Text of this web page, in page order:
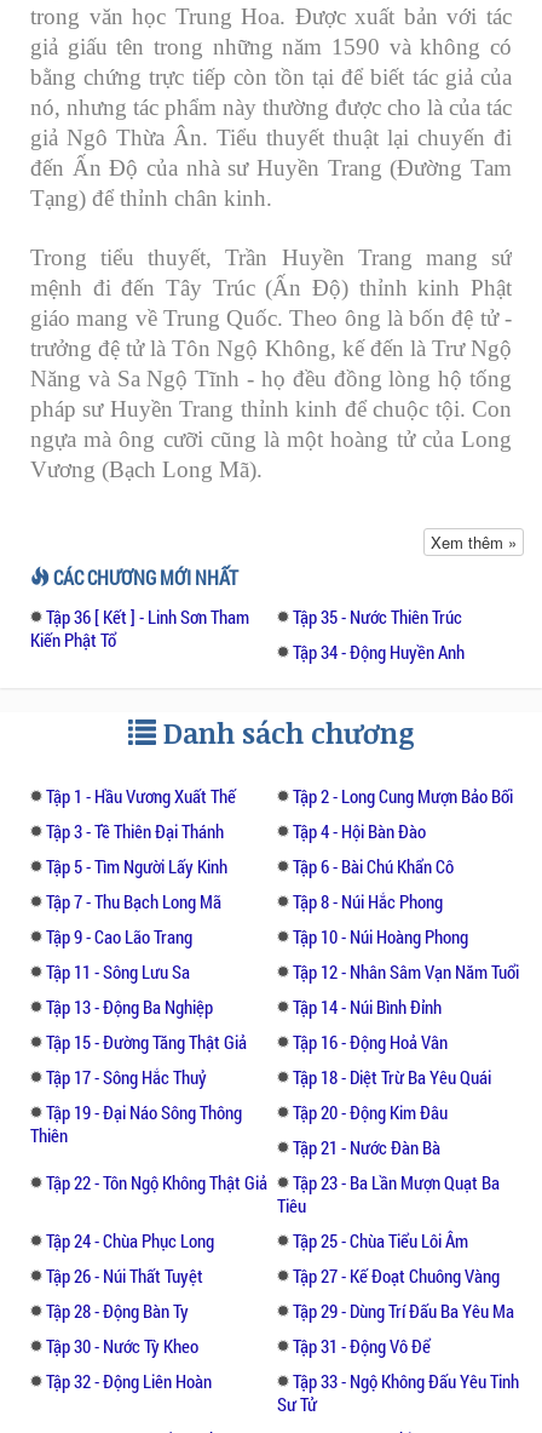
trong văn học Trung Hoa. Được xuất bản với tác
giả giấu tên trong những năm 1590 và không có
bằng chứng trực tiếp còn tồn tại để biết tác giả của
nó, nhưng tác phẩm này thường được cho là của tác
giả Ngô Thừa Ân. Tiểu thuyết thuật lại chuyến đi
đến Ấn Độ của nhà sư Huyền Trang (Đường Tam
Tạng) để thỉnh chân kinh.
Trong tiểu thuyết, Trần Huyền Trang mang sứ
mệnh đi đến Tây Trúc (Ấn Độ) thỉnh kinh Phật
giáo mang về Trung Quốc. Theo ông là bốn đệ tử -
trưởng đệ tử là Tôn Ngộ Không, kế đến là Trư Ngộ
Năng và Sa Ngộ Tĩnh - họ đều đồng lòng hộ tống
pháp sư Huyền Trang thỉnh kinh để chuộc tội. Con
ngựa mà ông cưỡi cũng là một hoàng tử của Long
Vương (Bạch Long Mã).
Những chương đầu thuật lại những kì công của
Tôn Ngộ Không, từ khi ra đời từ một hòn đá ở
biển Hoa Đông, xưng vương ở Hoa Quả Sơn, tìm
sư học đạo, đại náo thiên cung, sau đó bị Phật Tổ
Như Lai bắt nhốt trong núi Ngũ Hành 500 năm.
Đường gửi đi thỉnh kinh sau khi hoàng đế thoát
Phần tiếp của câu chuyện kể về các hiểm nguy mà
năm thầy trò phải đương đầu, trong đó nhiều yêu
quái là đồ đệ của các vị Tiên, Phật. Một số yêu tinh
muốn ăn thịt Huyền Trang, một số khác muốn cám
dỗ họ bằng cách biến thành những mỹ nhân. Tôn
Ngộ Không phải sử dụng phép thuật và quan hệ
của mình với thế giới yêu quái và Tiên, Phật để
đánh bại các kẻ thù nhiều mánh khóe, như Ngưu
Ma Vương hay Thiết Phiến Công chúa,...
Xem thêm »
CÁC CHƯƠNG MỚI NHẤT
Tập 36 [ Kết ] - Linh Sơn Tham
Kiến Phật Tổ
Tập 35 - Nước Thiên Trúc
Tập 34 - Động Huyền Anh
Danh sách chương
Tập 1 - Hầu Vương Xuất Thế
Tập 2 - Long Cung Mượn Bảo Bối
Tập 3 - Tề Thiên Đại Thánh
Tập 4 - Hội Bàn Đào
Tập 5 - Tìm Người Lấy Kinh
Tập 6 - Bài Chú Khẩn Cô
Tập 7 - Thu Bạch Long Mã
Tập 8 - Núi Hắc Phong
Tập 9 - Cao Lão Trang
Tập 10 - Núi Hoàng Phong
Tập 11 - Sông Lưu Sa
Tập 12 - Nhân Sâm Vạn Năm Tuổi
Tập 13 - Động Ba Nghiệp
Tập 14 - Núi Bình Đỉnh
Tập 15 - Đường Tăng Thật Giả
Tập 16 - Động Hoả Vân
Tập 17 - Sông Hắc Thuỷ
Tập 18 - Diệt Trừ Ba Yêu Quái
Tập 19 - Đại Náo Sông Thông
Thiên
Tập 20 - Động Kim Đâu
Tập 21 - Nước Đàn Bà
Tập 22 - Tôn Ngộ Không Thật Giả
Tập 23 - Ba Lần Mượn Quạt Ba
Tiêu
Tập 24 - Chùa Phục Long
Tập 25 - Chùa Tiểu Lôi Âm
Tập 26 - Núi Thất Tuyệt
Tập 27 - Kế Đoạt Chuông Vàng
Tập 28 - Động Bàn Ty
Tập 29 - Dùng Trí Đấu Ba Yêu Ma
Tập 30 - Nước Tỳ Kheo
Tập 31 - Động Vô Để
Tập 32 - Động Liên Hoàn
Tập 33 - Ngộ Không Đấu Yêu Tinh
Sư Tử